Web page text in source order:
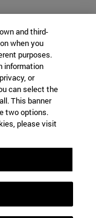
and third-
when you
purposes.
information
or
can select the
This banner
two options.
please visit